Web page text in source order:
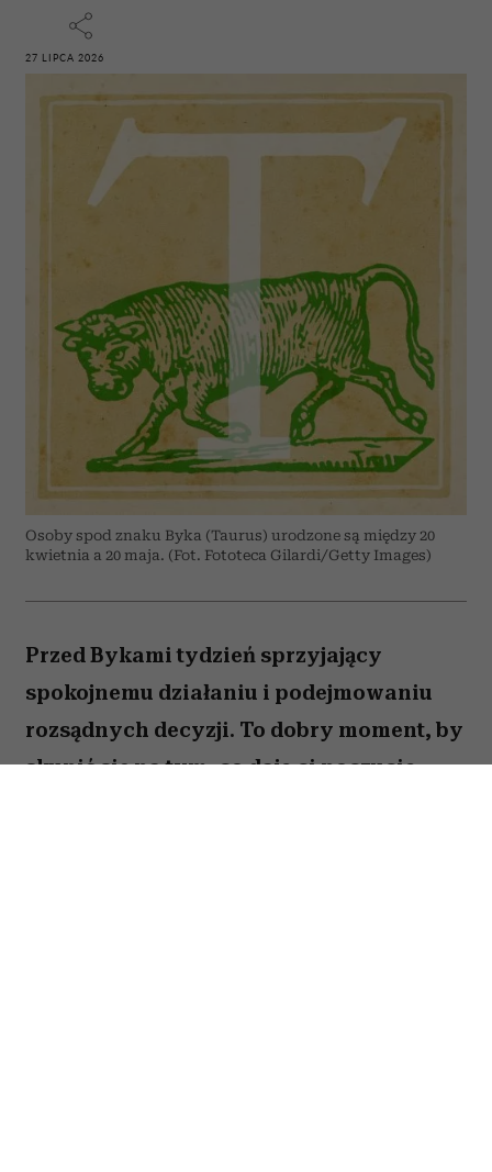
27 LIPCA 2026
Osoby spod znaku Byka (Taurus) urodzone są między 20
kwietnia a 20 maja. (Fot. Fototeca Gilardi/Getty Images)
Przed Bykami tydzień sprzyjający
spokojnemu działaniu i podejmowaniu
rozsądnych decyzji. To dobry moment, by
skupić się na tym, co daje ci poczucie